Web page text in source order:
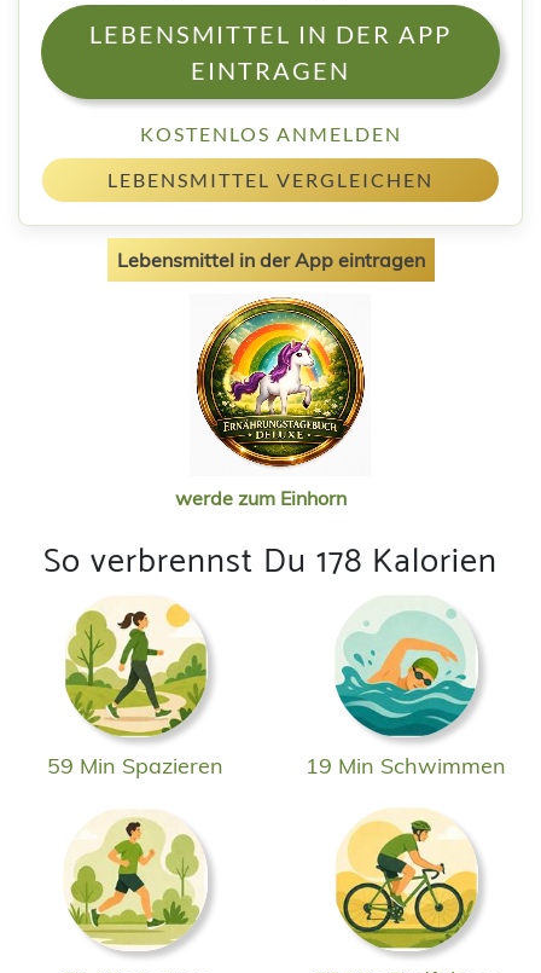
LEBENSMITTEL IN DER APP
EINTRAGEN
KOSTENLOS ANMELDEN
LEBENSMITTEL VERGLEICHEN
Lebensmittel in der App eintragen
werde zum Einhorn
So verbrennst Du 178 Kalorien
59 Min Spazieren 19 Min Schwimmen